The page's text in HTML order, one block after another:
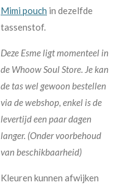
Mimi pouch in dezelfde
tassenstof.
Deze Esme ligt momenteel in
de Whoow Soul Store. Je kan
de tas wel gewoon bestellen
via de webshop, enkel is de
levertijd een paar dagen
langer. (Onder voorbehoud
van beschikbaarheid)
Kleuren kunnen afwijken